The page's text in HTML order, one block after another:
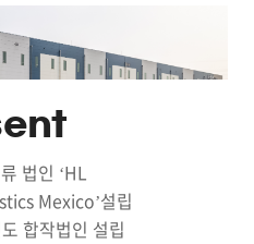
법인 ‘HL
Mexico’설립
합작법인 설립